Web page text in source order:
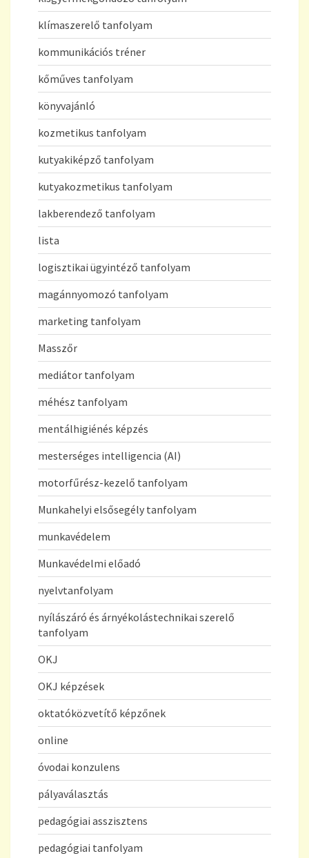
klímaszerelő tanfolyam
kommunikációs tréner
kőműves tanfolyam
könyvajánló
kozmetikus tanfolyam
kutyakiképző tanfolyam
kutyakozmetikus tanfolyam
lakberendező tanfolyam
lista
logisztikai ügyintéző tanfolyam
magánnyomozó tanfolyam
marketing tanfolyam
Masszőr
mediátor tanfolyam
méhész tanfolyam
mentálhigiénés képzés
mesterséges intelligencia (AI)
motorfűrész-kezelő tanfolyam
Munkahelyi elsősegély tanfolyam
munkavédelem
Munkavédelmi előadó
nyelvtanfolyam
nyílászáró és árnyékolástechnikai szerelő
tanfolyam
OKJ
OKJ képzések
oktatóközvetítő képzőnek
online
óvodai konzulens
pályaválasztás
pedagógiai asszisztens
pedagógiai tanfolyam